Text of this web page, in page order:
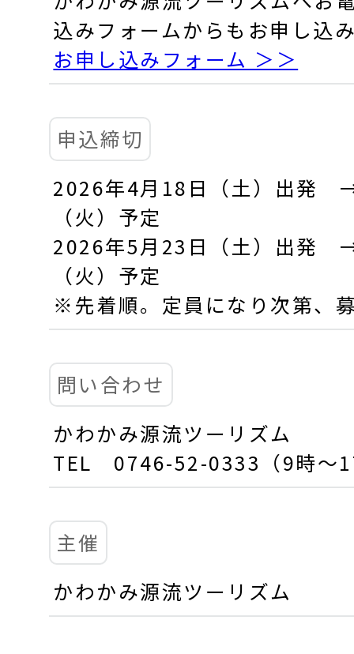
込みフォームからもお申し込
お申し込みフォーム ＞＞
申込締切
2026年4月18日（土）出発
（火）予定
2026年5月23日（土）出発
（火）予定
※先着順。定員になり次第、
問い合わせ
かわかみ源流ツーリズム
TEL 0746-52-0333（9時～
主催
かわかみ源流ツーリズム